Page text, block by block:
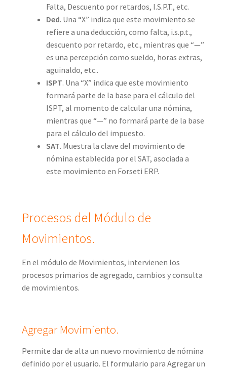
Falta, Descuento por retardos, I.S.P.T., etc.
Ded. Una “X” indica que este movimiento se
refiere a una deducción, como falta, i.s.p.t.,
descuento por retardo, etc., mientras que “—”
es una percepción como sueldo, horas extras,
aguinaldo, etc..
ISPT. Una “X” indica que este movimiento
formará parte de la base para el cálculo del
ISPT, al momento de calcular una nómina,
mientras que “—” no formará parte de la base
para el cálculo del impuesto.
SAT. Muestra la clave del movimiento de
nómina establecida por el SAT, asociada a
este movimiento en Forseti ERP.
Procesos del Módulo de
Movimientos.
En el módulo de Movimientos, intervienen los
procesos primarios de agregado, cambios y consulta
de movimientos.
Agregar Movimiento.
Permite dar de alta un nuevo movimiento de nómina
definido por el usuario. El formulario para Agregar un